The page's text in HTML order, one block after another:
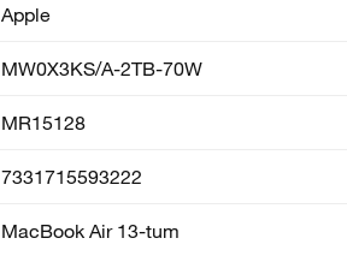
Apple
MW0X3KS/A-2TB-70W
MR15128
7331715593222
MacBook Air 13-tum